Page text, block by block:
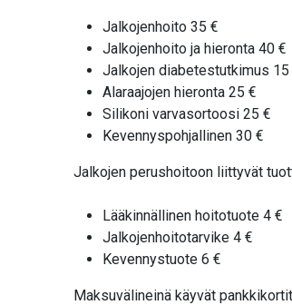
Jalkojenhoito 35 €
Jalkojenhoito ja hieronta 40 €
Jalkojen diabetestutkimus 15
Alaraajojen hieronta 25 €
Silikoni varvasortoosi 25 €
Kevennyspohjallinen 30 €
Jalkojen perushoitoon liittyvät
Lääkinnällinen hoitotuote 4 €
Jalkojenhoitotarvike 4 €
Kevennystuote 6 €
Maksuvälineinä käyvät